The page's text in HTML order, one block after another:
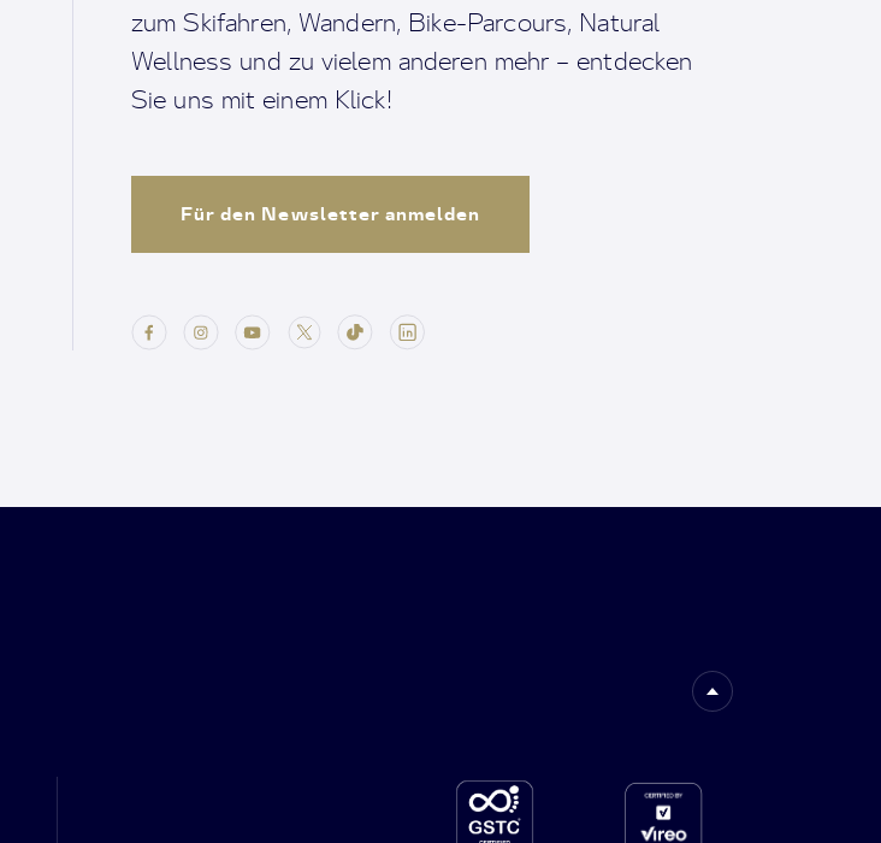
zum Skifahren, Wandern, Bike-Parcours, Natural
Wellness und zu vielem anderen mehr – entdecken
Sie uns mit einem Klick!
Für den Newsletter anmelden